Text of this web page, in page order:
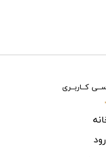
کــاربــری